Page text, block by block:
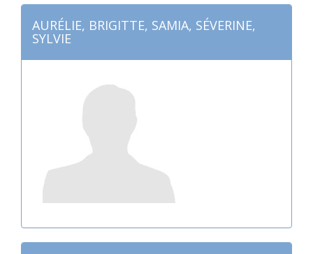
AURÉLIE, BRIGITTE, SAMIA, SÉVERINE,
SYLVIE